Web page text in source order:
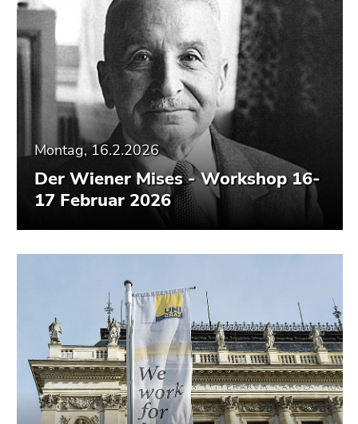
Montag, 16.2.2026
Der Wiener Mises - Workshop 16-
17 Februar 2026